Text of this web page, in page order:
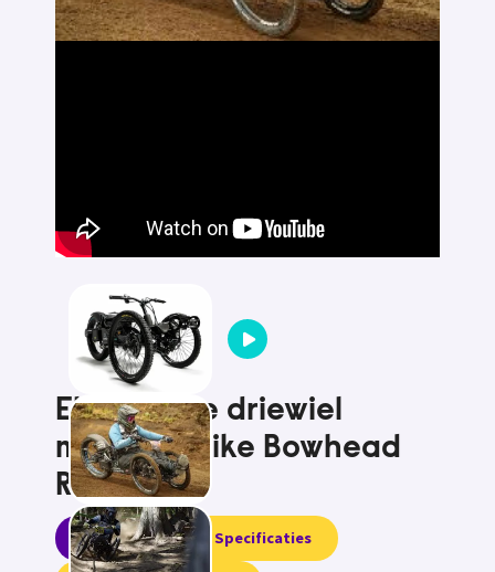
Elektrische driewiel
mountainbike Bowhead
Reach
Informatie Specificaties